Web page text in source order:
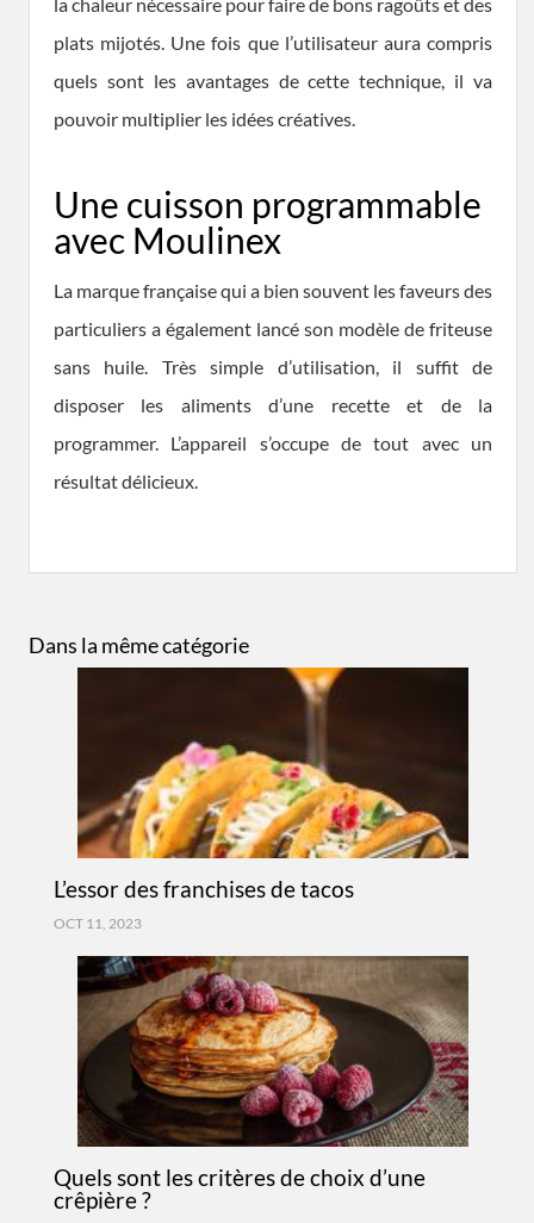
plats mijotés. Une fois que l’utilisateur aura compris
quels sont les avantages de cette technique, il va
pouvoir multiplier les idées créatives.
Une cuisson programmable
avec Moulinex
La marque française qui a bien souvent les faveurs des
particuliers a également lancé son modèle de friteuse
sans huile. Très simple d’utilisation, il suffit de
disposer les aliments d’une recette et de la
programmer. L’appareil s’occupe de tout avec un
résultat délicieux.
Dans la même catégorie
L’essor des franchises de tacos
OCT 11, 2023
Quels sont les critères de choix d’une
crêpière ?